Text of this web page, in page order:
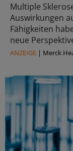
Multiple
Auswirkungen
Fähigkeiten
neue
ANZEIGE | Merck